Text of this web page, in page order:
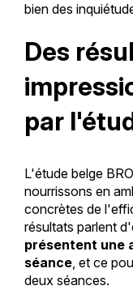
bien des
Des
par
L'étude belge
nourrissons en
concrètes de
résultats parlent
présentent une
séance, et ce
deux séances.